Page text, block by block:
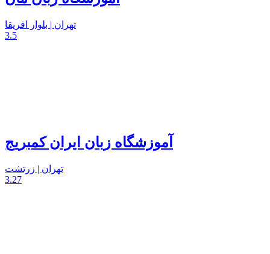
تهران | بلوار افریقا
3.5
آموزشگاه زبان ایران کمبریج
تهران | زرتشت
3.27